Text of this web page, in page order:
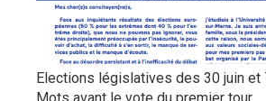
Elections législatives des 30 juin et